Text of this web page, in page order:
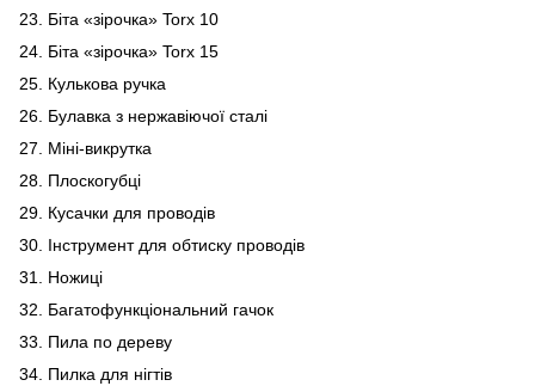
23. Біта «зірочка» Torx 10
24. Біта «зірочка» Torx 15
25. Кулькова ручка
26. Булавка з нержавіючої сталі
27. Міні-викрутка
28. Плоскогубці
29. Кусачки для проводів
30. Інструмент для обтиску проводів
31. Ножиці
32. Багатофункціональний гачок
33. Пила по дереву
34. Пилка для нігтів